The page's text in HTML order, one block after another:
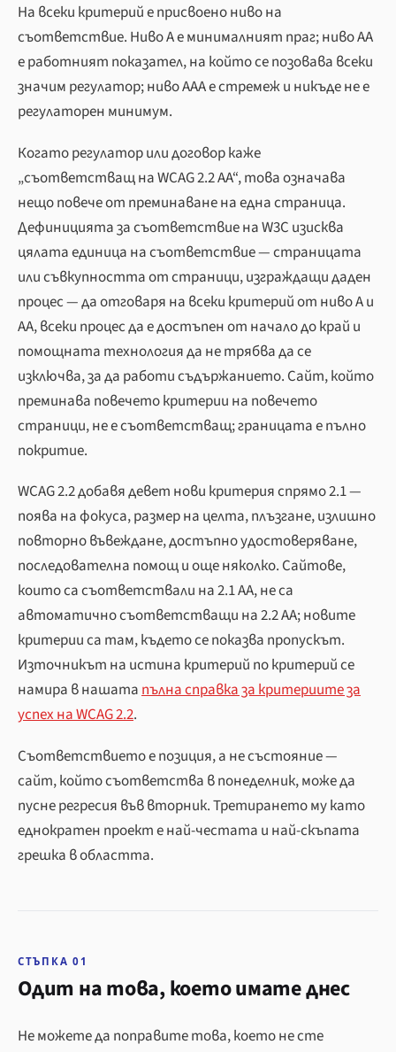
На всеки критерий е присвоено ниво на
съответствие. Ниво A е минималният праг; ниво AA
е работният показател, на който се позовава всеки
значим регулатор; ниво AAA е стремеж и никъде не е
регулаторен минимум.
Когато регулатор или договор каже
„съответстващ на WCAG 2.2 AA“, това означава
нещо повече от преминаване на една страница.
Дефиницията за съответствие на W3C изисква
цялата единица на съответствие — страницата
или съвкупността от страници, изграждащи даден
процес — да отговаря на всеки критерий от ниво A и
AA, всеки процес да е достъпен от начало до край и
помощната технология да не трябва да се
изключва, за да работи съдържанието. Сайт, който
преминава повечето критерии на повечето
страници, не е съответстващ; границата е пълно
покритие.
WCAG 2.2 добавя девет нови критерия спрямо 2.1 —
поява на фокуса, размер на целта, плъзгане, излишно
повторно въвеждане, достъпно удостоверяване,
последователна помощ и още няколко. Сайтове,
които са съответствали на 2.1 AA, не са
автоматично съответстващи на 2.2 AA; новите
критерии са там, където се показва пропускът.
Източникът на истина критерий по критерий се
намира в нашатапълна справка за критериите за
успех на WCAG 2.2.
Съответствието е позиция, а не състояние —
сайт, който съответства в понеделник, може да
пусне регресия във вторник. Третирането му като
еднократен проект е най-честата и най-скъпата
грешка в областта.
СТЪПКА 01
Одит на това, което имате днес
Не можете да поправите това, което не сте